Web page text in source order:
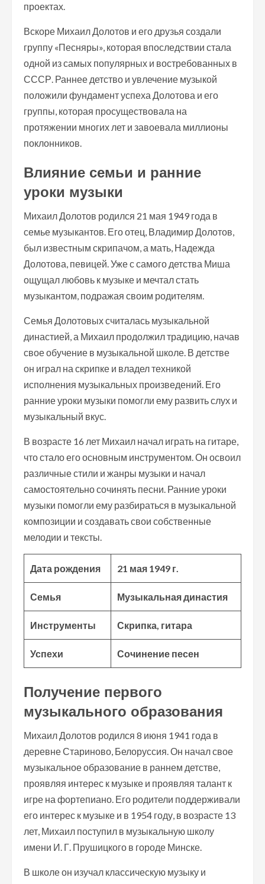
проектах.
Вскоре Михаил Долотов и его друзья создали
группу «Песняры», которая впоследствии стала
одной из самых популярных и востребованных в
СССР. Раннее детство и увлечение музыкой
положили фундамент успеха Долотова и его
группы, которая просуществовала на
протяжении многих лет и завоевала миллионы
поклонников.
Влияние семьи и ранние
уроки музыки
Михаил Долотов родился 21 мая 1949 года в
семье музыкантов. Его отец, Владимир Долотов,
был известным скрипачом, а мать, Надежда
Долотова, певицей. Уже с самого детства Миша
ощущал любовь к музыке и мечтал стать
музыкантом, подражая своим родителям.
Семья Долотовых считалась музыкальной
династией, а Михаил продолжил традицию, начав
свое обучение в музыкальной школе. В детстве
он играл на скрипке и владел техникой
исполнения музыкальных произведений. Его
ранние уроки музыки помогли ему развить слух и
музыкальный вкус.
В возрасте 16 лет Михаил начал играть на гитаре,
что стало его основным инструментом. Он освоил
различные стили и жанры музыки и начал
самостоятельно сочинять песни. Ранние уроки
музыки помогли ему разбираться в музыкальной
композиции и создавать свои собственные
мелодии и тексты.
Дата рождения 21 мая 1949 г.
Семья Музыкальная династия
Инструменты Скрипка, гитара
Успехи Сочинение песен
Получение первого
музыкального образования
Михаил Долотов родился 8 июня 1941 года в
деревне Стариново, Белоруссия. Он начал свое
музыкальное образование в раннем детстве,
проявляя интерес к музыке и проявляя талант к
игре на фортепиано. Его родители поддерживали
его интерес к музыке и в 1954 году, в возрасте 13
лет, Михаил поступил в музыкальную школу
имени И. Г. Прушицкого в городе Минске.
В школе он изучал классическую музыку и